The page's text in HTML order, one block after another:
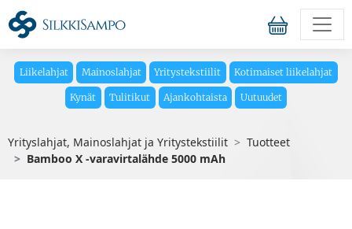
Liikelahjat Mainoslahjat Yritystekstiilit Kotimaiset liikelahjat
Kynät Tulitikut Ajankohtaista Uutuudet
Yrityslahjat, Mainoslahjat ja Yritystekstiilit
Tuotteet
Bamboo X -varavirtalähde 5000 mAh